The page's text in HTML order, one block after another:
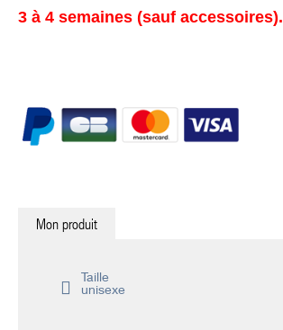
3 à 4 semaines (sauf accessoires).
Mon produit
Taille
unisexe